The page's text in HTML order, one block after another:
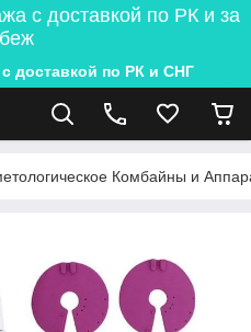
с доставкой по РК и за
доставкой по РК и СНГ
Комбайны и